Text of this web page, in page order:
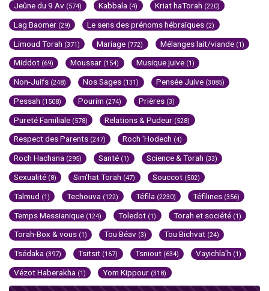
Jeûne du 9 Av (574) Kabbala (4) Kriat haTorah (220)
Lag Baomer (29) Le sens des prénoms hébraïques (2)
Limoud Torah (371) Mariage (772) Mélanges lait/viande (1)
Middot (69) Moussar (154) Musique juive (1)
Non-Juifs (248) Nos Sages (131) Pensée Juive (3085)
Pessah (1508) Pourim (274) Prières (3)
Pureté Familiale (578) Relations & Pudeur (528)
Respect des Parents (247) Roch 'Hodech (4)
Roch Hachana (295) Santé (1) Science & Torah (33)
Sexualité (8) Sim'hat Torah (47) Souccot (502)
Talmud (1) Techouva (122) Téfila (2230) Téfilines (356)
Temps Messianique (124) Toledot (1) Torah et société (1)
Torah-Box & vous (1) Tou Béav (3) Tou Bichvat (24)
Tsédaka (397) Tsitsit (167) Tsniout (634) Vayichla'h (1)
Vézot Haberakha (1) Yom Kippour (318)